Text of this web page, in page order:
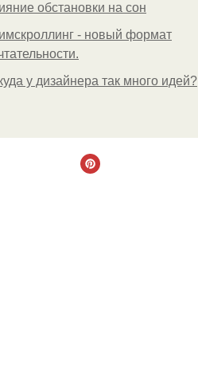
обстановки на сон
- новый формат
у дизайнера так много идей?